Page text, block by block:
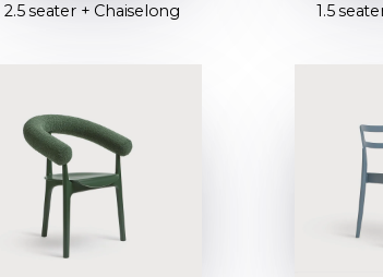
2.5 seater + Chaiselong 1.5